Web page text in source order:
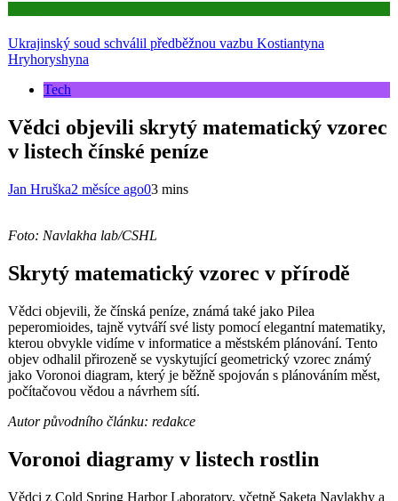
Ukrajinský soud schválil předběžnou vazbu Kostiantyna
Hryhoryshyna
Tech
Vědci objevili skrytý matematický vzorec
v listech čínské peníze
Jan Hruška2 měsíce ago03 mins
Foto: Navlakha lab/CSHL
Skrytý matematický vzorec v přírodě
Vědci objevili, že čínská peníze, známá také jako Pilea
peperomioides, tajně vytváří své listy pomocí elegantní matematiky,
kterou obvykle vidíme v informatice a městském plánování. Tento
objev odhalil přirozeně se vyskytující geometrický vzorec známý
jako Voronoi diagram, který je běžně spojován s plánováním měst,
počítačovou vědou a návrhem sítí.
Autor původního článku: redakce
Voronoi diagramy v listech rostlin
Vědci z Cold Spring Harbor Laboratory, včetně Saketa Navlakhy a